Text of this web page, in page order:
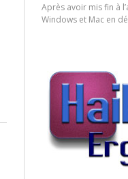
Après avoir mis fin à
Windows et Mac en